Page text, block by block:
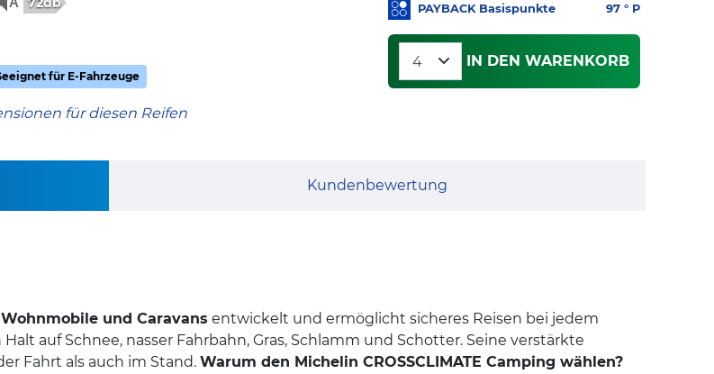
für E-Fahrzeuge
für diesen Reifen
PAYBACK Basispunkte 97 ° P
IN DEN WARENKORB
Kundenbewertung
Wohnmobile und Caravans entwickelt und ermöglicht sicheres Reisen bei jedem
auf Schnee, nasser Fahrbahn, Gras, Schlamm und Schotter. Seine verstärkte
Fahrt als auch im Stand. Warum den Michelin CROSSCLIMATE Camping wählen?